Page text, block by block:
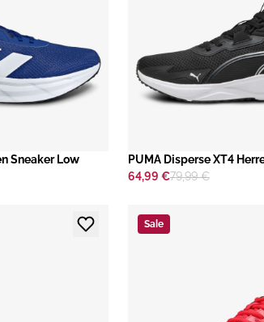
Sneaker Low
PUMA Disperse XT4
64,99 €79,99 €
Sale